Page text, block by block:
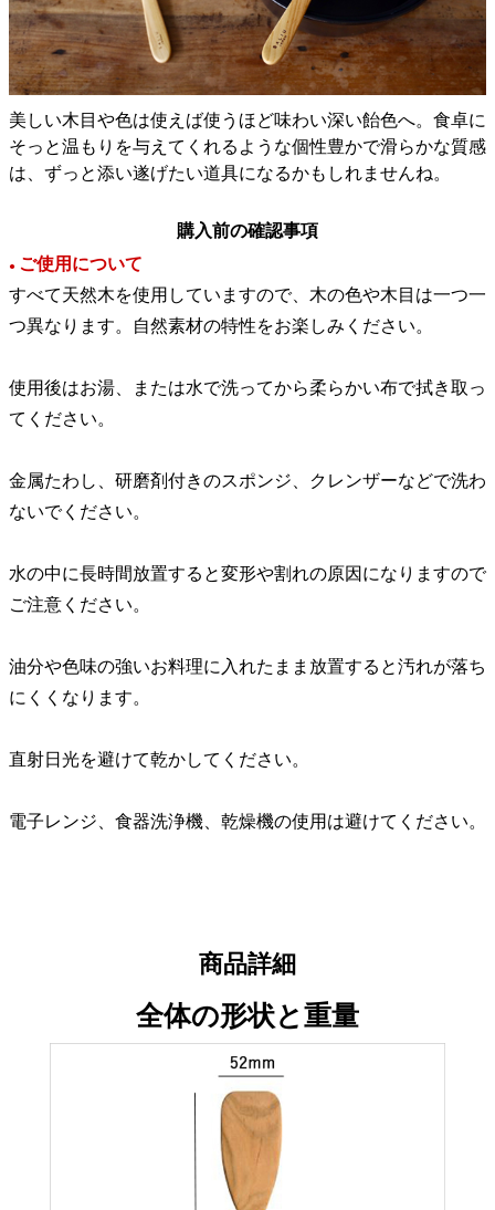
美しい木目や色は使えば使うほど味わい深い飴色へ。食卓に
そっと温もりを与えてくれるような個性豊かで滑らかな質感
は、ずっと添い遂げたい道具になるかもしれませんね。
購入前の確認事項
● ご使用について
すべて天然木を使用していますので、木の色や木目は一つ一
つ異なります。自然素材の特性をお楽しみください。
使用後はお湯、または水で洗ってから柔らかい布で拭き取っ
てください。
金属たわし、研磨剤付きのスポンジ、クレンザーなどで洗わ
ないでください。
水の中に長時間放置すると変形や割れの原因になりますので
ご注意ください。
油分や色味の強いお料理に入れたまま放置すると汚れが落ち
にくくなります。
直射日光を避けて乾かしてください。
電子レンジ、食器洗浄機、乾燥機の使用は避けてください。
商品詳細
全体の形状と重量